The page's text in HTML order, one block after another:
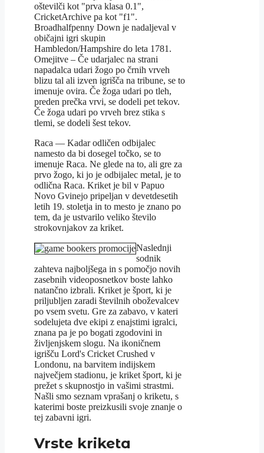
oštevilči kot "prva klasa 0.1",
CricketArchive pa kot "f1".
Broadhalfpenny Down je nadaljeval v
običajni igri skupin
Hambledon/Hampshire do leta 1781.
Omejitve – Če udarjalec na strani
napadalca udari žogo po črnih vrveh
blizu tal ali izven igrišča na tribune, se to
imenuje ovira. Če žoga udari po tleh,
preden prečka vrvi, se dodeli pet tekov.
Če žoga udari po vrveh brez stika s
tlemi, se dodeli šest tekov.
Raca — Kadar odličen odbijalec
namesto da bi dosegel točko, se to
imenuje Raca. Ne glede na to, ali gre za
prvo žogo, ki jo je odbijalec metal, je to
odlična Raca. Kriket je bil v Papuo
Novo Gvinejo pripeljan v devetdesetih
letih 19. stoletja in to mesto je znano po
tem, da je ustvarilo veliko število
strokovnjakov za kriket.
Naslednji
sodnik
zahteva najboljšega in s pomočjo novih
zasebnih videoposnetkov boste lahko
natančno izbrali. Kriket je šport, ki je
priljubljen zaradi številnih oboževalcev
po vsem svetu. Gre za zabavo, v kateri
sodelujeta dve ekipi z enajstimi igralci,
znana pa je po bogati zgodovini in
življenjskem slogu. Na ikoničnem
igrišču Lord's Cricket Crushed v
Londonu, na barvitem indijskem
največjem stadionu, je kriket šport, ki je
prežet s skupnostjo in vašimi strastmi.
Našli smo seznam vprašanj o kriketu, s
katerimi boste preizkusili svoje znanje o
tej zabavni igri.
Vrste kriketa